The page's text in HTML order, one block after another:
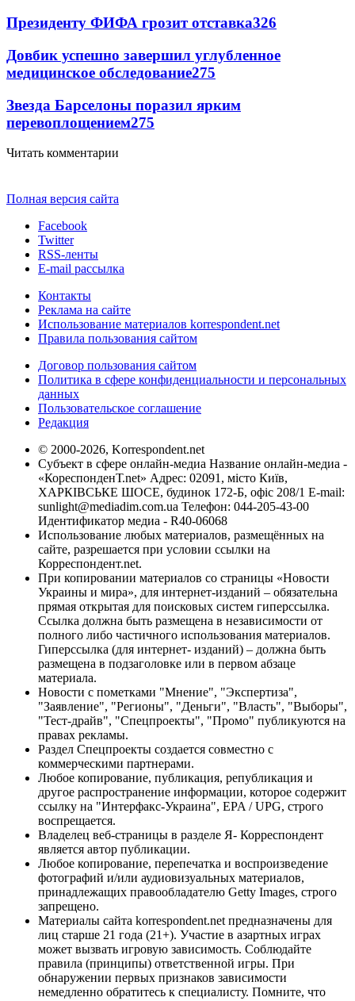
Президенту ФИФА грозит отставка326
Довбик успешно завершил углубленное
медицинское обследование275
Звезда Барселоны поразил ярким
перевоплощением275
Читать комментарии
Полная версия сайта
Facebook
Twitter
RSS-ленты
E-mail рассылка
Контакты
Реклама на сайте
Использование материалов korrespondent.net
Правила пользования сайтом
Договор пользования сайтом
Политика в сфере конфиденциальности и персональных
данных
Пользовательское соглашение
Редакция
© 2000-2026, Korrespondent.net
Субъект в сфере онлайн-медиа Название онлайн-медиа -
«КореспонденТ.net» Адрес: 02091, місто Київ,
ХАРКІВСЬКЕ ШОСЕ, будинок 172-Б, офіс 208/1 E-mail:
sunlight@mediadim.com.ua Телефон: 044-205-43-00
Идентификатор медиа - R40-06068
Использование любых материалов, размещённых на
сайте, разрешается при условии ссылки на
Корреспондент.net.
При копировании материалов со страницы «Новости
Украины и мира», для интернет-изданий – обязательна
прямая открытая для поисковых систем гиперссылка.
Ссылка должна быть размещена в независимости от
полного либо частичного использования материалов.
Гиперссылка (для интернет- изданий) – должна быть
размещена в подзаголовке или в первом абзаце
материала.
Новости с пометками "Мнение", "Экспертиза",
"Заявление", "Регионы", "Деньги", "Власть", "Выборы",
"Тест-драйв", "Спецпроекты", "Промо" публикуются на
правах рекламы.
Раздел Спецпроекты создается совместно с
коммерческими партнерами.
Любое копирование, публикация, републикация и
другое распространение информации, которое содержит
ссылку на "Интерфакс-Украина", EPA / UPG, строго
воспрещается.
Владелец веб-страницы в разделе Я- Корреспондент
является автор публикации.
Любое копирование, перепечатка и воспроизведение
фотографий и/или аудиовизуальных материалов,
принадлежащих правообладателю Getty Images, строго
запрещено.
Материалы сайта korrespondent.net предназначены для
лиц старше 21 года (21+). Участие в азартных играх
может вызвать игровую зависимость. Соблюдайте
правила (принципы) ответственной игры. При
обнаружении первых признаков зависимости
немедленно обратитесь к специалисту. Помните, что